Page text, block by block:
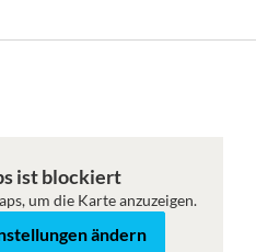
ist blockiert
um die Karte anzuzeigen.
ändern